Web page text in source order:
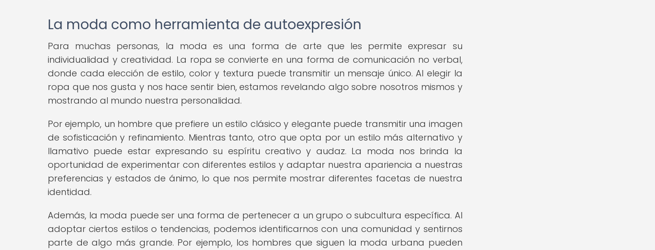
La moda como herramienta de autoexpresión
Para muchas personas, la moda es una forma de arte que les permite expresar su
individualidad y creatividad. La ropa se convierte en una forma de comunicación no verbal,
donde cada elección de estilo, color y textura puede transmitir un mensaje único. Al elegir la
ropa que nos gusta y nos hace sentir bien, estamos revelando algo sobre nosotros mismos y
mostrando al mundo nuestra personalidad.
Por ejemplo, un hombre que prefiere un estilo clásico y elegante puede transmitir una imagen
de sofisticación y refinamiento. Mientras tanto, otro que opta por un estilo más alternativo y
llamativo puede estar expresando su espíritu creativo y audaz. La moda nos brinda la
oportunidad de experimentar con diferentes estilos y adaptar nuestra apariencia a nuestras
preferencias y estados de ánimo, lo que nos permite mostrar diferentes facetas de nuestra
identidad.
Además, la moda puede ser una forma de pertenecer a un grupo o subcultura específica. Al
adoptar ciertos estilos o tendencias, podemos identificarnos con una comunidad y sentirnos
parte de algo más grande. Por ejemplo, los hombres que siguen la moda urbana pueden